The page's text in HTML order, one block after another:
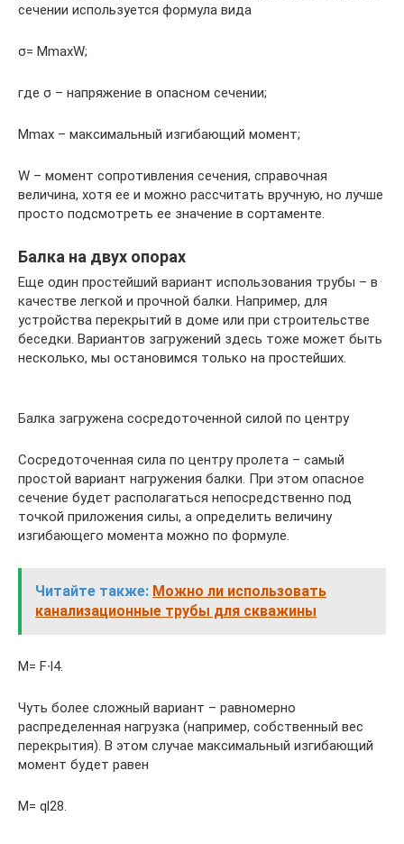
сечении используется формула вида
σ= MmaxW;
где σ – напряжение в опасном сечении;
Mmax – максимальный изгибающий момент;
W – момент сопротивления сечения, справочная
величина, хотя ее и можно рассчитать вручную, но лучше
просто подсмотреть ее значение в сортаменте.
Балка на двух опорах
Еще один простейший вариант использования трубы – в
качестве легкой и прочной балки. Например, для
устройства перекрытий в доме или при строительстве
беседки. Вариантов загружений здесь тоже может быть
несколько, мы остановимся только на простейших.
Балка загружена сосредоточенной силой по центру
Сосредоточенная сила по центру пролета – самый
простой вариант нагружения балки. При этом опасное
сечение будет располагаться непосредственно под
точкой приложения силы, а определить величину
изгибающего момента можно по формуле.
Читайте также: Можно ли использовать
канализационные трубы для скважины
M= F∙l4.
Чуть более сложный вариант – равномерно
распределенная нагрузка (например, собственный вес
перекрытия). В этом случае максимальный изгибающий
момент будет равен
M= ql28.